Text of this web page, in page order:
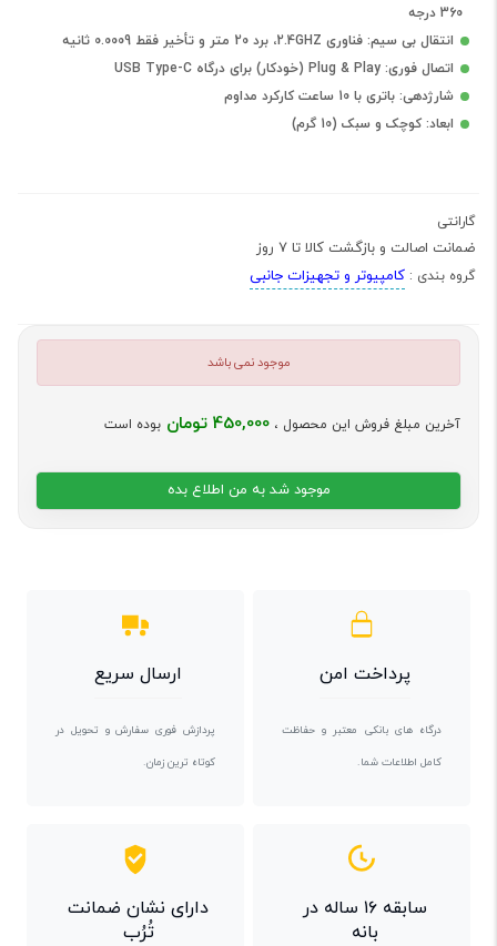
360 درجه
انتقال بی سیم: فناوری 2.4GHZ، برد 20 متر و تأخیر فقط 0.0009 ثانیه
اتصال فوری: Plug & Play (خودکار) برای درگاه USB Type-C
شارژدهی: باتری با 10 ساعت کارکرد مداوم
ابعاد: کوچک و سبک (10 گرم)
گارانتی
ضمانت اصالت و بازگشت کالا تا 7 روز
گروه بندی : کامپیوتر و تجهیزات جانبی
موجود نمی باشد
آخرین مبلغ فروش این محصول ، 450,000 تومان بوده است
موجود شد به من اطلاع بده
پرداخت امن
درگاه های بانکی معتبر و حفاظت
کامل اطلاعات شما.
ارسال سریع
پردازش فوری سفارش و تحویل در
کوتاه ترین زمان.
سابقه ۱۶ ساله در
بانه
دارای نشان ضمانت
تُرُب